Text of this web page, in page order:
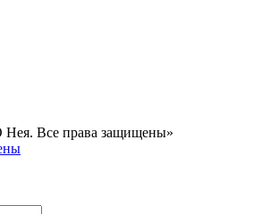
Все права защищены»